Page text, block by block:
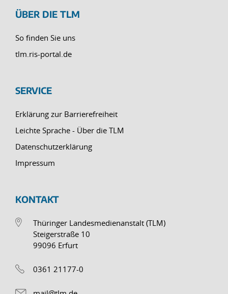
ÜBER DIE TLM
So finden Sie uns
tlm.ris-portal.de
SERVICE
Erklärung zur Barrierefreiheit
Leichte Sprache - Über die TLM
Datenschutzerklärung
Impressum
KONTAKT
Thüringer Landesmedienanstalt (TLM)
Steigerstraße 10
99096 Erfurt
0361 21177-0